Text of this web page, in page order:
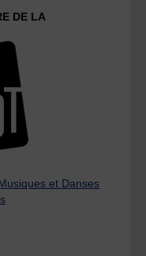
DE LA
et Danses